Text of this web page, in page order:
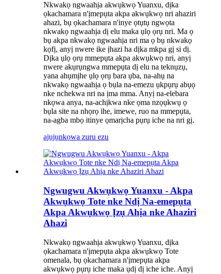
Nkwakọ ngwaahịa akwụkwọ Yuanxu, dịka
ọkachamara n'ịmepụta akpa akwụkwọ nri ahaziri
ahazi, bụ ọkachamara n'inye ọtụtụ ngwọta
nkwakọ ngwaahịa dị elu maka ụlọ ọrụ nri. Ma ọ
bụ akpa nkwakọ ngwaahịa nri ma ọ bụ nkwakọ
kọfị, anyị nwere ike ịhazi ha dịka mkpa gị si dị.
Dịka ụlọ ọrụ mmepụta akpa akwụkwọ nri, anyị
nwere akụrụngwa mmepụta dị elu na teknụzụ,
yana ahụmịhe ụlọ ọrụ bara ụba, na-ahụ na
nkwakọ ngwaahịa ọ bụla na-emezu ụkpụrụ abụọ
nke nchekwa nri na ịma mma. Anyị na-elebara
nkọwa anya, na-achịkwa nke ọma nzọụkwụ ọ
bụla site na nhọrọ ihe, imewe, ruo na mmepụta,
na-agba mbọ itinye ọmarịcha pụrụ iche na nri gị.
ajụjụnkọwa zuru ezu
Ngwugwu Akwụkwọ Yuanxu - Akpa
Akwụkwọ Tote nke Ndị Na-emepụta
Akpa Akwụkwọ Ịzụ Ahịa nke Ahaziri
Ahazi
Nkwakọ ngwaahịa akwụkwọ Yuanxu, dịka
ọkachamara n'ịmepụta akpa akwụkwọ Tote
omenala, bụ ọkachamara n'ịmepụta akpa
akwụkwọ pụrụ iche maka ụdị dị iche iche. Anyị